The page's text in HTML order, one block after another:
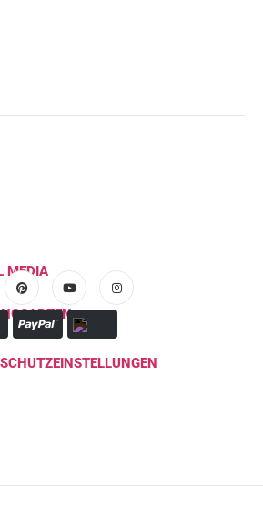
MEDIA